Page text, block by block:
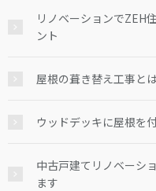
リノベーションでZEH
ント
屋根の葺き替え工事と
ウッドデッキに屋根を
中古戸建てリノベーシ
ます